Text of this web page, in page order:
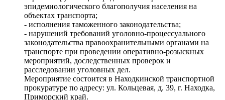
эпидемиологического благополучия населения на
объектах транспорта;
- исполнения таможенного законодательства;
- нарушений требований уголовно-процессуального
законодательства правоохранительными органами на
транспорте при проведении оперативно-розыскных
мероприятий, доследственных проверок и
расследовании уголовных дел.
Мероприятие состоится в Находкинской транспортной
прокуратуре по адресу: ул. Кольцевая, д. 39, г. Находка,
Приморский край.